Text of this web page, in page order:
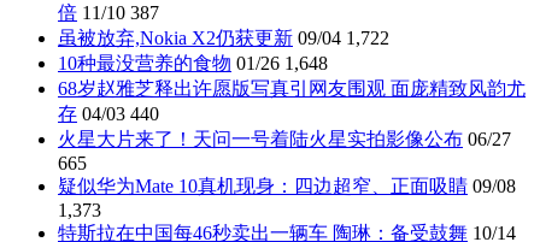
倍 11/10 387
虽被放弃,Nokia X2仍获更新 09/04 1,722
10种最没营养的食物 01/26 1,648
68岁赵雅芝释出许愿版写真引网友围观 面庞精致风韵尤
存 04/03 440
火星大片来了！天问一号着陆火星实拍影像公布 06/27
665
疑似华为Mate 10真机现身：四边超窄、正面吸睛 09/08
1,373
特斯拉在中国每46秒卖出一辆车 陶琳：备受鼓舞 10/14